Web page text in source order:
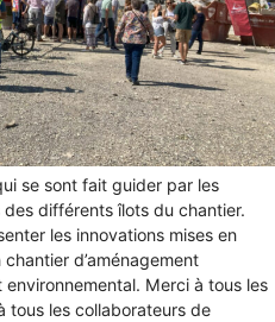
se sont fait guider par les
différents îlots du chantier.
les innovations mises en
d’aménagement
Merci à tous les
tous les collaborateurs de